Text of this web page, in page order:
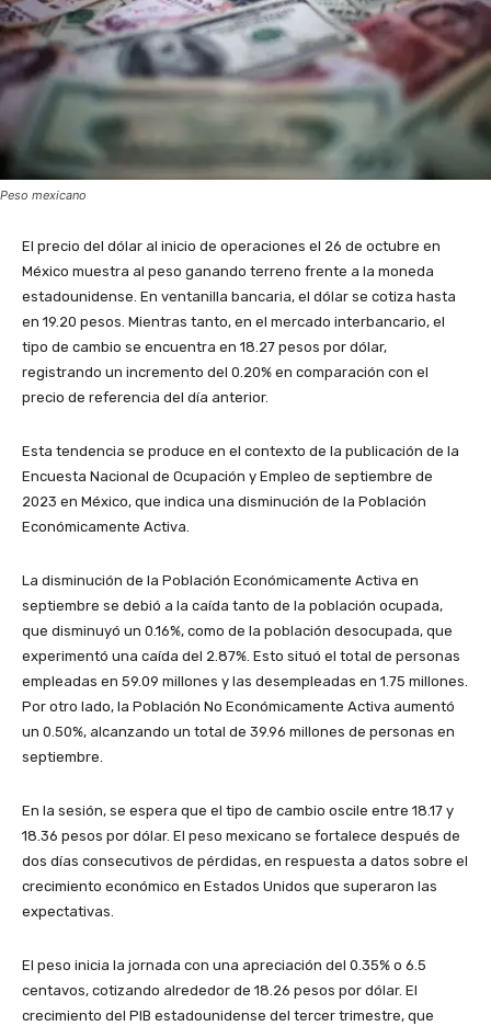
Peso mexicano
El precio del dólar al inicio de operaciones el 26 de octubre en
México muestra al peso ganando terreno frente a la moneda
estadounidense. En ventanilla bancaria, el dólar se cotiza hasta
en 19.20 pesos. Mientras tanto, en el mercado interbancario, el
tipo de cambio se encuentra en 18.27 pesos por dólar,
registrando un incremento del 0.20% en comparación con el
precio de referencia del día anterior.
Esta tendencia se produce en el contexto de la publicación de la
Encuesta Nacional de Ocupación y Empleo de septiembre de
2023 en México, que indica una disminución de la Población
Económicamente Activa.
La disminución de la Población Económicamente Activa en
septiembre se debió a la caída tanto de la población ocupada,
que disminuyó un 0.16%, como de la población desocupada, que
experimentó una caída del 2.87%. Esto situó el total de personas
empleadas en 59.09 millones y las desempleadas en 1.75 millones.
Por otro lado, la Población No Económicamente Activa aumentó
un 0.50%, alcanzando un total de 39.96 millones de personas en
septiembre.
En la sesión, se espera que el tipo de cambio oscile entre 18.17 y
18.36 pesos por dólar. El peso mexicano se fortalece después de
dos días consecutivos de pérdidas, en respuesta a datos sobre el
crecimiento económico en Estados Unidos que superaron las
expectativas.
El peso inicia la jornada con una apreciación del 0.35% o 6.5
centavos, cotizando alrededor de 18.26 pesos por dólar. El
crecimiento del PIB estadounidense del tercer trimestre, que